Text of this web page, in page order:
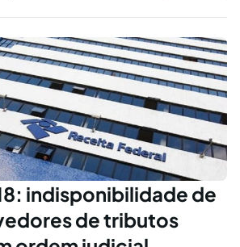
indisponibilidade de
de tributos